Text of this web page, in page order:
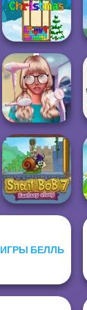
Style Police
Pixel Christmas
Nerd To Popular
Makeover Mania
ИГРЫ БЕЛЛЬ